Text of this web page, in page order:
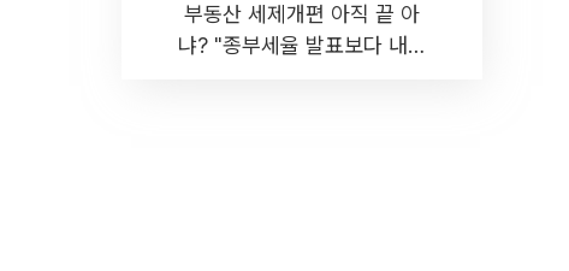
부동산 세제개편 아직 끝 아
냐? "종부세율 발표보다 내릴